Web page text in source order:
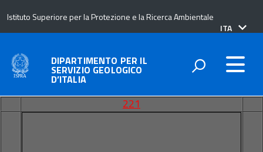
Istituto Superiore per la Protezione e la Ricerca Ambientale
lingua
ITA
DIPARTIMENTO PER IL
SERVIZIO GEOLOGICO
D’ITALIA
221